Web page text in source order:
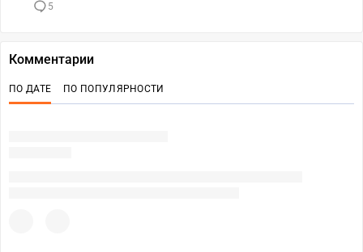
5
Комментарии
ПО ДАТЕ ПО ПОПУЛЯРНОСТИ